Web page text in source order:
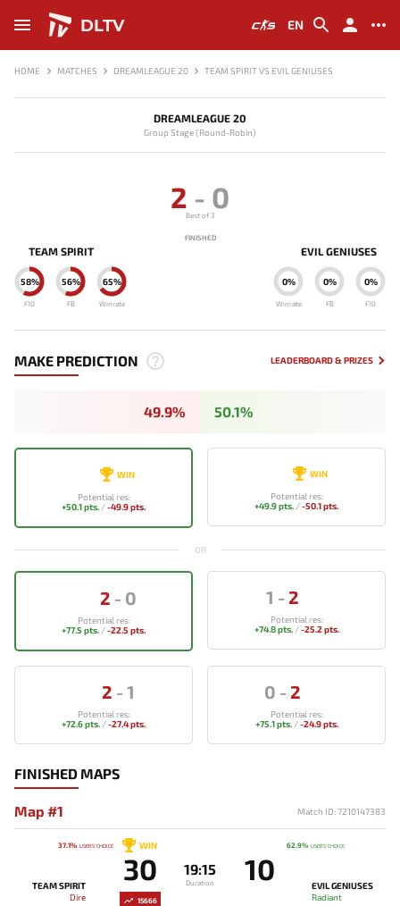
DLTV EN
HOME MATCHES DREAMLEAGUE 20 TEAM SPIRIT VS EVIL GENIUSES
DREAMLEAGUE 20
Group Stage (Round-Robin)
TEAM SPIRIT
65%
Winrate
56%
FB
58%
F10
2 - 0
Best of 3
FINISHED
EVIL GENIUSES
0%
Winrate
0%
FB
0%
F10
MAKE PREDICTION LEADERBOARD & PRIZES
49.9% 50.1%
WIN
Potential res:
+50.1 pts. /-49.9 pts.
WIN
Potential res:
+49.9 pts. /-50.1 pts.
OR
2 - 0
Potential res:
+77.5 pts. /-22.5 pts.
1 - 2
Potential res:
+74.8 pts./-25.2 pts.
2 - 1
Potential res:
+72.6 pts. /-27.4 pts.
0 - 2
Potential res:
+75.1 pts./-24.9 pts.
FINISHED MAPS
Map #1 Match ID: 7210147383
37.1% USERS' CHOICE
15666
TEAM SPIRIT
Dire
WIN
30 19:15
Duration 10
EVIL GENIUSES
Radiant
62.9% USERS' CHOICE